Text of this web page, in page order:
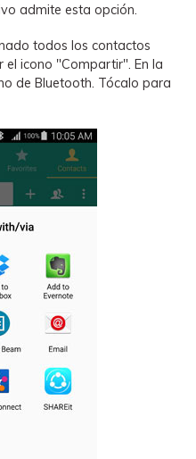
admite esta opción.
todos los contactos
el icono "Compartir". En la
de Bluetooth. Tócalo para